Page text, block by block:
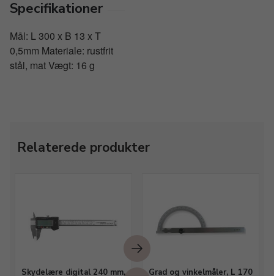
Specifikationer
Mål: L 300 x B 13 x T
0,5mm Materiale: rustfrit
stål, mat Vægt: 16 g
Relaterede produkter
Skydelære digital 240 mm,
Grad og vinkelmåler, L 170